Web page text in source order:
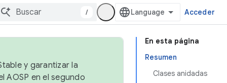
/ Acceder
En esta página
Resumen
Clases anidadas
y garantizar la
AOSP en el segundo